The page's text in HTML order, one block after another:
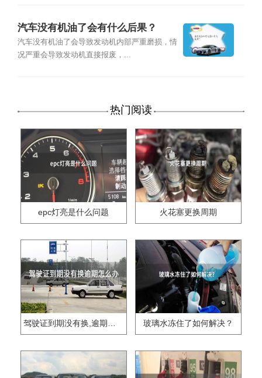
汽车没有机油了会有什么后果？
汽车没有机油了会导致发动机内部严重磨损，情
况严重会导致发动机直接报废，...
热门阅读
epc灯亮是什么问题 火花塞更换周期
驾驶证到期没有换,逾期怎么办?? 玻璃水冻住了如何解决？